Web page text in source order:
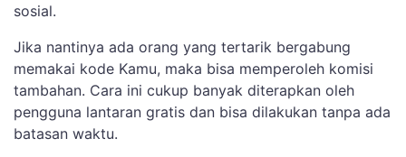
sosial.
Jika nantinya ada orang yang tertarik bergabung
memakai kode Kamu, maka bisa memperoleh komisi
tambahan. Cara ini cukup banyak diterapkan oleh
pengguna lantaran gratis dan bisa dilakukan tanpa ada
batasan waktu.